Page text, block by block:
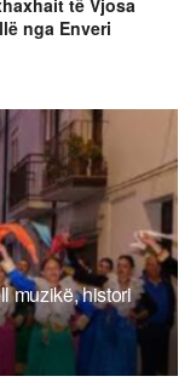
nga Enveri
muzikë, histori